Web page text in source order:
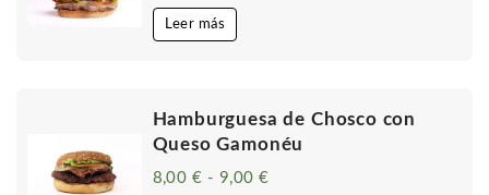
Leer más
Hamburguesa de Chosco con
Queso Gamonéu
8,00 € - 9,00€